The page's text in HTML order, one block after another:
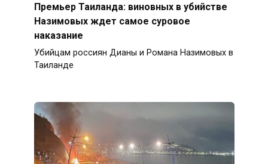
Премьер Таиланда: виновных в убийстве
Назимовых ждет самое суровое
наказание
Убийцам россиян Дианы и Романа Назимовых в
Таиланде